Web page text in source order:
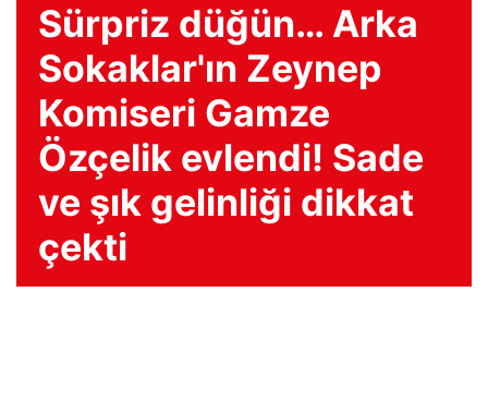
Sürpriz düğün… Arka
Sokaklar'ın Zeynep
Komiseri Gamze
Özçelik evlendi! Sade
ve şık gelinliği dikkat
çekti